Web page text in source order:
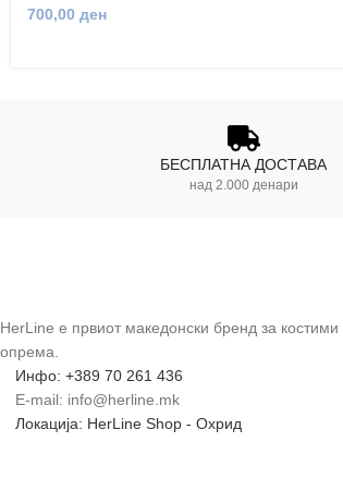
700,00 ден
БЕСПЛАТНА ДОСТАВА
над 2.000 денари
HerLine е првиот македонски бренд за
опрема.
Инфо: +389 70 261 436
E-mail: info@herline.mk
Локација: HerLine Shop - Охрид